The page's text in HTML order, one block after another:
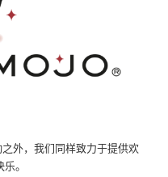
外，我们同样致力于提供欢
。